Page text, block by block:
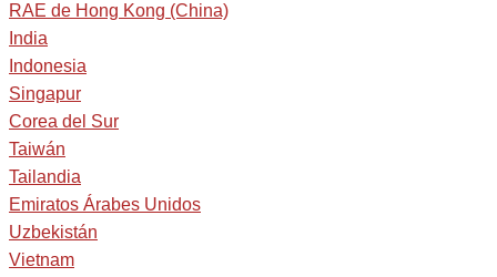
RAE de Hong Kong (China)
India
Indonesia
Singapur
Corea del Sur
Taiwán
Tailandia
Emiratos Árabes Unidos
Uzbekistán
Vietnam